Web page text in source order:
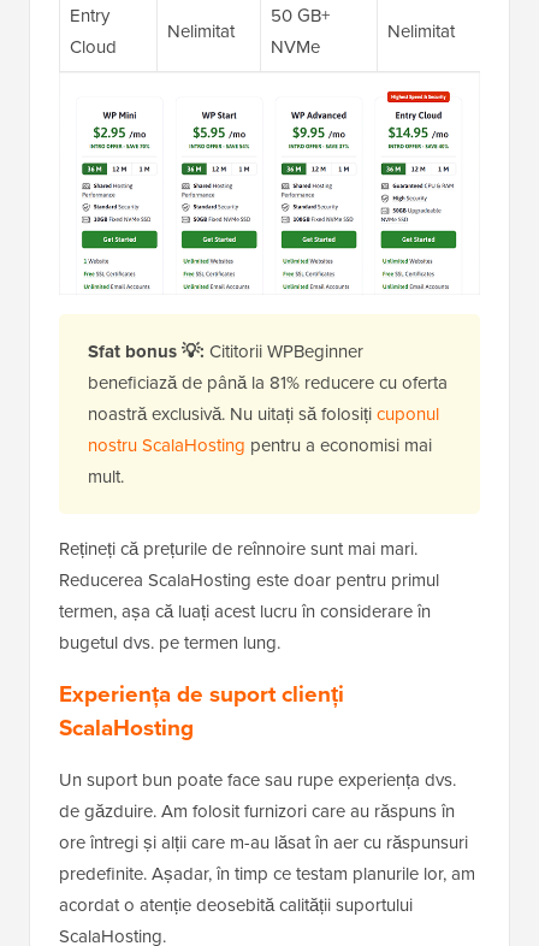
Entry
Cloud
Nelimitat
50 GB+
NVMe
Nelimitat
Sfat bonus 💡: Cititorii WPBeginner
beneficiază de până la 81% reducere cu oferta
noastră exclusivă. Nu uitați să folosițicuponul
nostru ScalaHosting pentru a economisi mai
mult.
Rețineți că prețurile de reînnoire sunt mai mari.
Reducerea ScalaHosting este doar pentru primul
termen, așa că luați acest lucru în considerare în
bugetul dvs. pe termen lung.
Experiența de suport clienți
ScalaHosting
Un suport bun poate face sau rupe experiența dvs.
de găzduire. Am folosit furnizori care au răspuns în
ore întregi și alții care m-au lăsat în aer cu răspunsuri
predefinite. Așadar, în timp ce testam planurile lor, am
acordat o atenție deosebită calității suportului
ScalaHosting.